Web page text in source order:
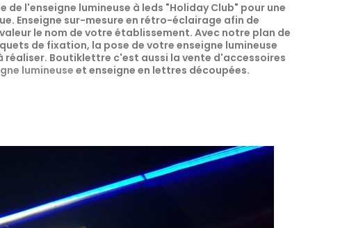
de l'enseigne lumineuse à leds "Holiday Club" pour une
Enseigne sur-mesure en rétro-éclairage afin de
le nom de votre établissement. Avec notre plan de
de fixation, la pose de votre enseigne lumineuse
réaliser. Boutiklettre c'est aussi la vente d'accessoires
lumineuse et enseigne en lettres découpées.